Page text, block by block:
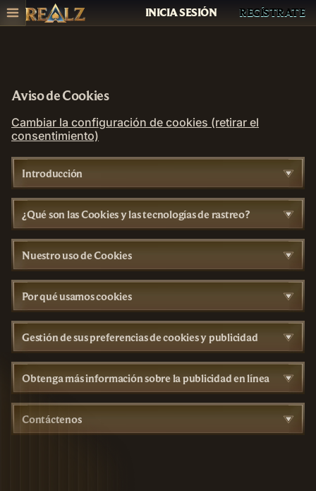
INICIA SESIÓN REGÍSTRATE
Aviso de Cookies
Cambiar la configuración de cookies (retirar el
consentimiento)
Introducción
¿Qué son las Cookies y las tecnologías de rastreo?
Nuestro uso de Cookies
Por qué usamos cookies
Gestión de sus preferencias de cookies y publicidad
Obtenga más información sobre la publicidad en línea
Contáctenos